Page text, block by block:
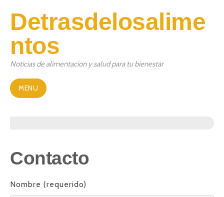
Skip
content
Detrasdelosalime
ntos
Noticias de alimentacion y salud para tu bienestar
MENU
Contacto
Nombre (requerido)